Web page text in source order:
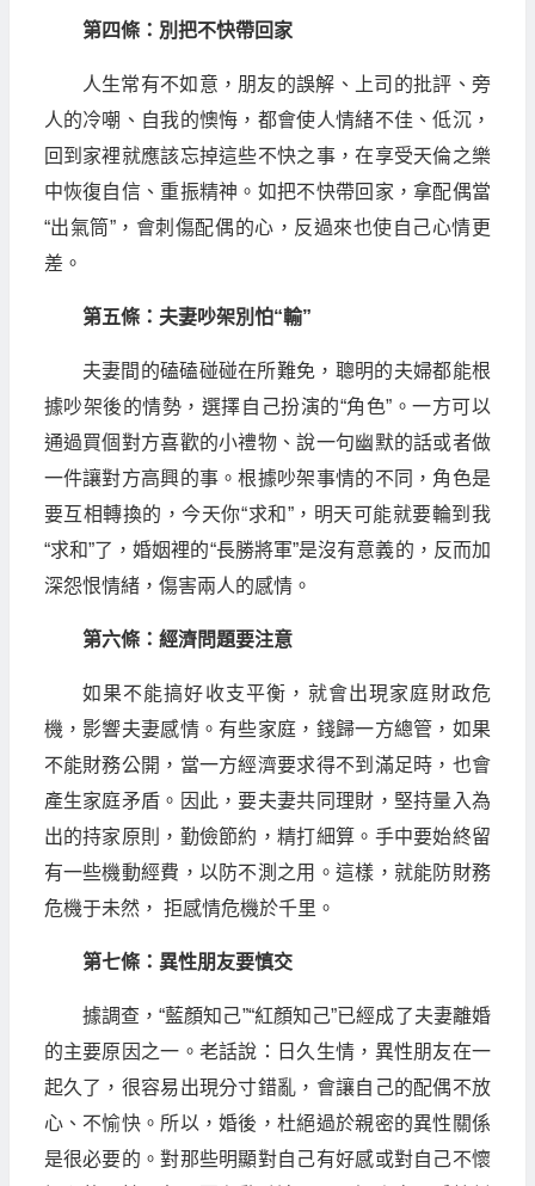
第四條：別把不快帶回家
人生常有不如意，朋友的誤解、上司的批評、旁
人的冷嘲、自我的懊悔，都會使人情緒不佳、低沉，
回到家裡就應該忘掉這些不快之事，在享受天倫之樂
中恢復自信、重振精神。如把不快帶回家，拿配偶當
“出氣筒”，會刺傷配偶的心，反過來也使自己心情更
差。
第五條：夫妻吵架別怕“輸”
夫妻間的磕磕碰碰在所難免，聰明的夫婦都能根
據吵架後的情勢，選擇自己扮演的“角色”。一方可以
通過買個對方喜歡的小禮物、說一句幽默的話或者做
一件讓對方高興的事。根據吵架事情的不同，角色是
要互相轉換的，今天你“求和”，明天可能就要輪到我
“求和”了，婚姻裡的“長勝將軍”是沒有意義的，反而加
深怨恨情緒，傷害兩人的感情。
第六條：經濟問題要注意
如果不能搞好收支平衡，就會出現家庭財政危
機，影響夫妻感情。有些家庭，錢歸一方總管，如果
不能財務公開，當一方經濟要求得不到滿足時，也會
產生家庭矛盾。因此，要夫妻共同理財，堅持量入為
出的持家原則，勤儉節約，精打細算。手中要始終留
有一些機動經費，以防不測之用。這樣，就能防財務
危機于未然， 拒感情危機於千里。
第七條：異性朋友要慎交
據調查，“藍顏知己”“紅顏知己”已經成了夫妻離婚
的主要原因之一。老話說：日久生情，異性朋友在一
起久了，很容易出現分寸錯亂，會讓自己的配偶不放
心、不愉快。所以，婚後，杜絕過於親密的異性關係
是很必要的。對那些明顯對自己有好感或對自己不懷